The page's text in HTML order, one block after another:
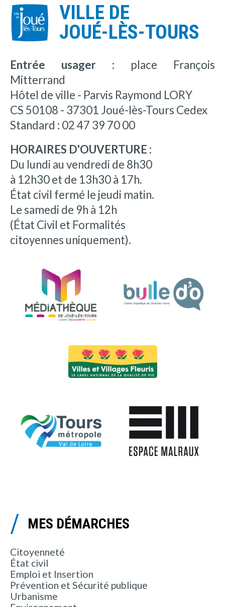
VILLE DE
JOUÉ-LÈS-TOURS
Entrée usager : place François
Mitterrand
Hôtel de ville - Parvis Raymond LORY
CS 50108 - 37301 Joué-lès-Tours Cedex
Standard : 02 47 39 70 00
HORAIRES D'OUVERTURE :
Du lundi au vendredi de 8h30
à 12h30 et de 13h30 à 17h.
État civil fermé le jeudi matin.
Le samedi de 9h à 12h
(État Civil et Formalités
citoyennes uniquement).
MES DÉMARCHES
Citoyenneté
État civil
Emploi et Insertion
Prévention et Sécurité publique
Urbanisme